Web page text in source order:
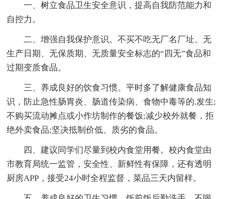
一、树立食品卫生安全意识，提高自我防范能力和
自控力。
二、增强自我保护意识。不买不吃无厂名厂址、无
生产日期、无保质期、无质量安全标志的“四无”食品和
过期变质食品。
三、养成良好的饮食习惯。平时多了解健康食品知
识，防止急性肠胃炎、肠道传染病、食物中毒等的.发生;
不购买流动摊点或小作坊制作的餐饭;减少校外就餐，拒
绝外卖食品;坚决抵制价低、质劣的食品。
四、建议同学们尽量到校内食堂用餐。校内食堂由
市教育局统一监管，安全性、新鲜性有保障，还有透明
厨房APP，接受24小时全程监督，菜品三天内留样。